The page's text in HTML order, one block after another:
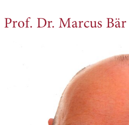
Prof. Dr. Marcus Bär